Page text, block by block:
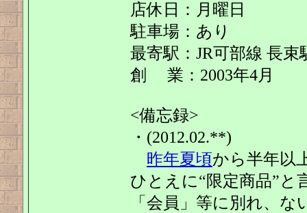
店休日：月曜日
駐車場：あり
最寄駅：JR可部線 長束
創 業：2003年4月
<備忘録>
・(2012.02.**)
昨年夏頃から半年以
ひとえに“限定商品”と
「会員」等に別れ、